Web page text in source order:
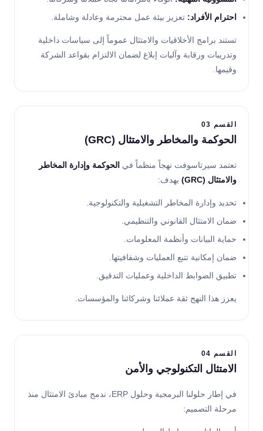
احترام الأفراد: تعزيز بيئة عمل محترمة وعادلة وشاملة.
تستند برامج الأخلاقيات والامتثال عموماً إلى سياسات داخلية
وتدريبات ورقابة وآليات إبلاغ لضمان الالتزام بقواعد الشركة
وقيمها.
القسم 03
الحوكمة والمخاطر والامتثال (GRC)
تعتمد سيرتاسوفت نهجاً منظماً في الحوكمة وإدارة المخاطر
والامتثال (GRC)
بهدف:
تحديد وإدارة المخاطر التشغيلية والتكنولوجية.
ضمان الامتثال القانوني والتنظيمي.
حماية البيانات وأنظمة المعلومات.
ضمان إمكانية تتبع العمليات وشفافيتها.
تطبيق الضوابط الداخلية وعمليات التدقيق.
يعزز هذا النهج ثقة عملائنا وشركائنا والمؤسسات.
القسم 04
الامتثال التكنولوجي والأمن
في إطار حلولنا البرمجية وحلول ERP، ندمج مبادئ الامتثال منذ
مرحلة التصميم: